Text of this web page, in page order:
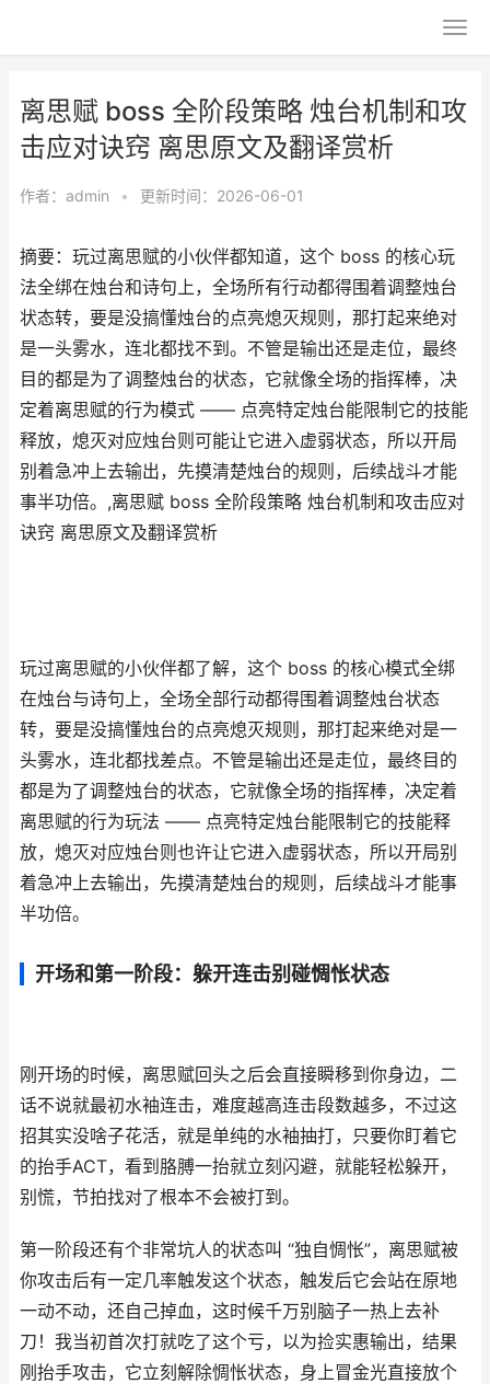
离思赋 boss 全阶段策略 烛台机制和攻
击应对诀窍 离思原文及翻译赏析
作者： admin • 更新时间：2026-06-01
摘要：玩过离思赋的小伙伴都知道，这个 boss 的核心玩
法全绑在烛台和诗句上，全场所有行动都得围着调整烛台
状态转，要是没搞懂烛台的点亮熄灭规则，那打起来绝对
是一头雾水，连北都找不到。不管是输出还是走位，最终
目的都是为了调整烛台的状态，它就像全场的指挥棒，决
定着离思赋的行为模式 —— 点亮特定烛台能限制它的技能
释放，熄灭对应烛台则可能让它进入虚弱状态，所以开局
别着急冲上去输出，先摸清楚烛台的规则，后续战斗才能
事半功倍。,离思赋 boss 全阶段策略 烛台机制和攻击应对
诀窍 离思原文及翻译赏析
玩过离思赋的小伙伴都了解，这个 boss 的核心模式全绑
在烛台与诗句上，全场全部行动都得围着调整烛台状态
转，要是没搞懂烛台的点亮熄灭规则，那打起来绝对是一
头雾水，连北都找差点。不管是输出还是走位，最终目的
都是为了调整烛台的状态，它就像全场的指挥棒，决定着
离思赋的行为玩法 —— 点亮特定烛台能限制它的技能释
放，熄灭对应烛台则也许让它进入虚弱状态，所以开局别
着急冲上去输出，先摸清楚烛台的规则，后续战斗才能事
半功倍。
开场和第一阶段：躲开连击别碰惆怅状态
刚开场的时候，离思赋回头之后会直接瞬移到你身边，二
话不说就最初水袖连击，难度越高连击段数越多，不过这
招其实没啥子花活，就是单纯的水袖抽打，只要你盯着它
的抬手ACT，看到胳膊一抬就立刻闪避，就能轻松躲开，
别慌，节拍找对了根本不会被打到。
第一阶段还有个非常坑人的状态叫 “独自惆怅”，离思赋被
你攻击后有一定几率触发这个状态，触发后它会站在原地
一动不动，还自己掉血，这时候千万别脑子一热上去补
刀！我当初首次打就吃了这个亏，以为捡实惠输出，结果
刚抬手攻击，它立刻解除惆怅状态，身上冒金光直接放个